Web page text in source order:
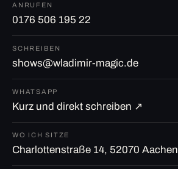
ANRUFEN
0176 506 195 22
SCHREIBEN
shows@wladimir-magic.de
WHATSAPP
Kurz und direkt schreiben ↗
WO ICH SITZE
Charlottenstraße 14, 52070 Aachen